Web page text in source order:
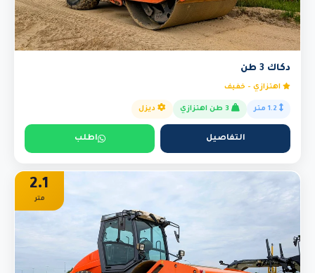
دكاك 3 طن
اهتزازي - خفيف
ديزل
التفاصيل اطلب
2.1
متر